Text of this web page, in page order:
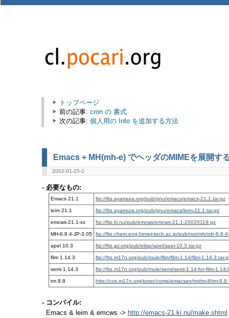
トップページ
前の記事: cron の 書式
次の記事: 個人用の Info を追加する方法
Emacs + MH(mh-e) でヘッダのMIMEを展開す
2002-01-25-2
- 必要なもの:
Emacs 21.1 ftp://ftp.ayamura.org/pub/gnu/emacs/emacs-21.1.tar.gz
leim 21.1 ftp://ftp.ayamura.org/pub/gnu/emacs/leim-21.1.tar.gz
emcws-21.1-xx ftp://ftp.ki.nu/pub/emcws/emcws-21.1-20020119.gz
MH-6.8.4-JP-3.05 ftp://ftp.chem.eng.himeji-tech.ac.jp/pub/net/mh/mh-
apel 10.3 ftp://ftp.jpl.org/pub/elisp/apel/apel-10.3.tar.gz
flim 1.14.3 ftp://ftp.m17n.org/pub/mule/flim/flim-1.14/flim-
semi 1.14.3 ftp://ftp.m17n.org/pub/mule/semi/semi-1.14-for-flim-
tm 8.8 http://cvs.m17n.org/tomo/comp/emacsen/tm/tm-8/tm-
- コンパイル:
Emacs & leim & emcws -> http://emacs-21.ki.nu/make.shtml